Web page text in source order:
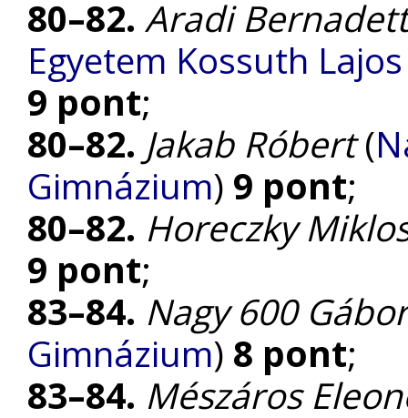
80–82. Aradi Bernadett
Egyetem Kossuth
9 pont;
80–82. Jakab Róbert(
Gimnázium) 9 pont;
80–82. Horeczky
9 pont;
83–84. Nagy 600 Gábor
Gimnázium) 8 pont;
83–84. Mészáros